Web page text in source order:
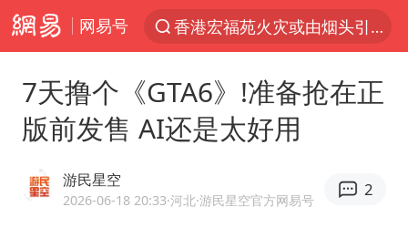
网易号
香港宏福苑火灾或由烟头引起
刘浩存百花奖开幕式红裙起舞
云南一地村民过火把节意外灼伤16人
7天撸个《GTA6》!准备抢在正
版前发售 AI还是太好用
游民星空
2026-06-18 20:33·河北·游民星空官方网易号
2